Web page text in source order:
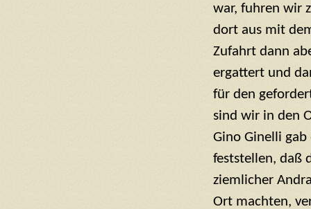
war, fuhren wir
dort aus mit
Zufahrt dann
ergattert und
für den
sind wir in den
Gino Ginelli
feststellen, daß
ziemlicher
Ort machten,